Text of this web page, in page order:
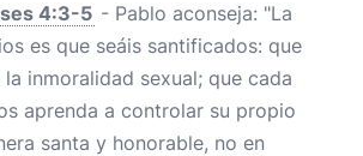
4:3-5 - Pablo aconseja: "La
es que seáis santificados: que
inmoralidad sexual; que cada
aprenda a controlar su propio
santa y honorable, no en